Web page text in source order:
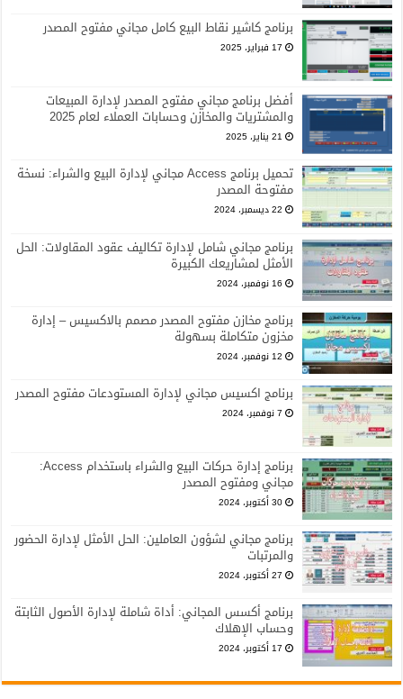
برنامج كاشير نقاط البيع كامل مجاني مفتوح المصدر
17 فبراير، 2025
أفضل برنامج مجاني مفتوح المصدر لإدارة المبيعات
والمشتريات والمخازن وحسابات العملاء لعام 2025
21 يناير، 2025
تحميل برنامج Access مجاني لإدارة البيع والشراء: نسخة
مفتوحة المصدر
22 ديسمبر، 2024
برنامج مجاني شامل لإدارة تكاليف عقود المقاولات: الحل
الأمثل لمشاريعك الكبيرة
16 نوفمبر، 2024
برنامج مخازن مفتوح المصدر مصمم بالاكسيس – إدارة
مخزون متكاملة بسهولة
12 نوفمبر، 2024
برنامج اكسيس مجاني لإدارة المستودعات مفتوح المصدر
7 نوفمبر، 2024
برنامج إدارة حركات البيع والشراء باستخدام Access:
مجاني ومفتوح المصدر
30 أكتوبر، 2024
برنامج مجاني لشؤون العاملين: الحل الأمثل لإدارة الحضور
والمرتبات
27 أكتوبر، 2024
برنامج أكسس المجاني: أداة شاملة لإدارة الأصول الثابتة
وحساب الإهلاك
17 أكتوبر، 2024